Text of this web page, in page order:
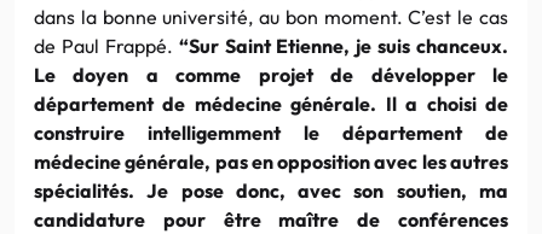
dans la bonne université, au bon moment. C’est le cas
de Paul Frappé. “Sur Saint Etienne, je suis chanceux.
Le doyen a comme projet de développer le
département de médecine générale. Il a choisi de
construire intelligemment le département de
médecine générale, pas en opposition avec les autres
spécialités. Je pose donc, avec son soutien, ma
candidature pour être maître de conférences